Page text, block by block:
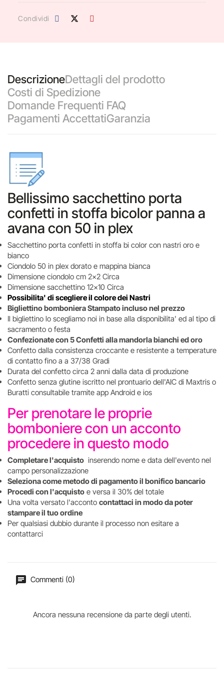
Condividi
DescrizioneDettagli del prodotto
Costi di Spedizione
Domande Frequenti FAQ
Pagamenti AccettatiGaranzia
Bellissimo sacchettino porta
confetti in stoffa bicolor panna a
avana con 50 in plex
Sacchettino porta confetti in stoffa bi color con nastri oro e
bianco
Ciondolo 50 in plex dorato e mappina bianca
Dimensione ciondolo cm 2x2 Circa
Dimensione sacchettino 12x10 Circa
Possibilita' di scegliere il colore dei Nastri
Bigliettino bomboniera Stampato incluso nel prezzo
Il bigliettino lo scegliamo noi in base alla disponibilita' ed al tipo di
sacramento o festa
Confezionate con 5 Confetti alla mandorla bianchi ed oro
Confetto dalla consistenza croccante e resistente a temperature
di contatto fino a a 37/38 Gradi
Durata del confetto circa 2 anni dalla data di produzione
Confetto senza glutine iscritto nel prontuario dell'AIC di Maxtris o
Buratti consultabile tramite app Android e ios
Per prenotare le proprie
bomboniere con un acconto
procedere in questo modo
Completare l'acquisto inserendo nome e data dell'evento nel
campo personalizzazione
Seleziona come metodo di pagamento il bonifico bancario
Procedi con l'acquisto e versa il 30% del totale
Una volta versato l'acconto contattaci in modo da poter
stampare il tuo ordine
Per qualsiasi dubbio durante il processo non esitare a
contattarci
Commenti (0)
Ancora nessuna recensione da parte degli utenti.